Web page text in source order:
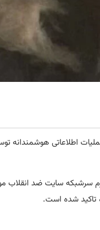
اطلاعاتی هوشمندانه
زم سرشبکه سایت ضد انقلاب
تاکید شده است.